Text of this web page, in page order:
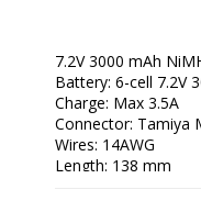
7.2V 3000 mAh
Battery: 6-cell 7.2V
Charge: Max 3.5A
Connector: Tamiya
Wires: 14AWG
Length: 138 mm